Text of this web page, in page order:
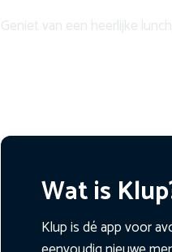
Geniet van een heerlijke
Wat is
Klup is dé app voor